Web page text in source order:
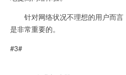
针对网络状况不理想的用户而言
是非常重要的。
#3#